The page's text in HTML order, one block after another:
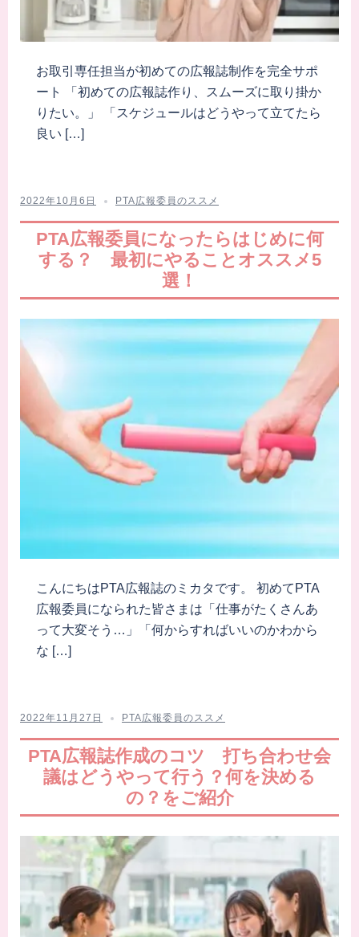
お取引専任担当が初めての広報誌制作を完全サポ
ート 「初めての広報誌作り、スムーズに取り掛か
りたい。」 「スケジュールはどうやって立てたら
良い […]
2022年10月6日 PTA広報委員のススメ
PTA広報委員になったらはじめに何
する？ 最初にやることオススメ5
選！
こんにちはPTA広報誌のミカタです。 初めてPTA
広報委員になられた皆さまは「仕事がたくさんあ
って大変そう…」「何からすればいいのかわから
な […]
2022年11月27日 PTA広報委員のススメ
PTA広報誌作成のコツ 打ち合わせ会
議はどうやって行う？何を決める
の？をご紹介